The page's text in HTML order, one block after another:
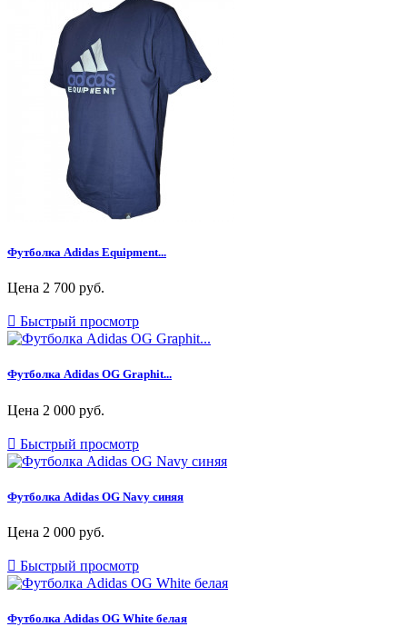
Футболка Adidas Equipment...
Цена 2 700 руб.
 Быстрый просмотр
Футболка Adidas OG Graphit...
Цена 2 000 руб.
 Быстрый просмотр
Футболка Adidas OG Navy синяя
Цена 2 000 руб.
 Быстрый просмотр
Футболка Adidas OG White белая